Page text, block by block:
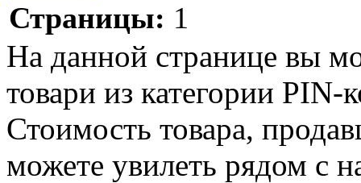
Страницы: 1
На данной странице вы
товари из категории
Стоимость товара,
можете увилеть рядом с